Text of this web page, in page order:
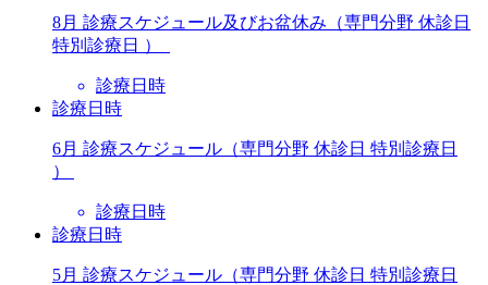
8月 診療スケジュール及びお盆休み（専門分野 休診日
特別診療日 ）
診療日時
診療日時
6月 診療スケジュール（専門分野 休診日 特別診療日
）
診療日時
診療日時
5月 診療スケジュール（専門分野 休診日 特別診療日